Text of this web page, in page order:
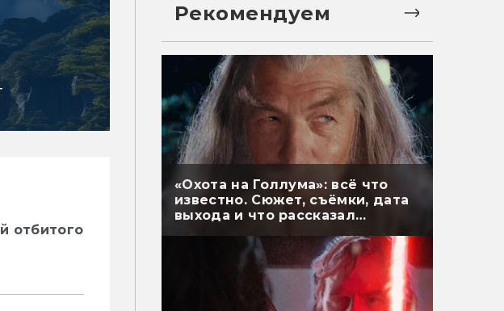
отбитого
Рекомендуем
«Охота на Голлума»: всё что
известно. Сюжет, съёмки, дата
выхода и что рассказал